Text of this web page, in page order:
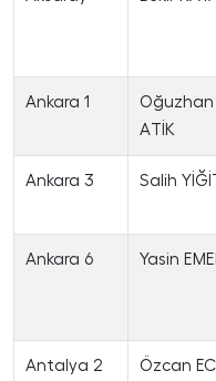
Ankara 1
Oğuzhan
ATİK
Ankara 3 Salih
Ankara 6 Yasin
Antalya 2 Özcan